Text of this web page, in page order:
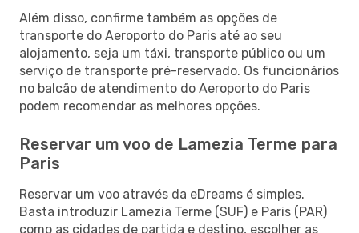
Além disso, confirme também as opções de
transporte do Aeroporto do Paris até ao seu
alojamento, seja um táxi, transporte público ou um
serviço de transporte pré-reservado. Os funcionários
no balcão de atendimento do Aeroporto do Paris
podem recomendar as melhores opções.
Reservar um voo de Lamezia Terme para
Paris
Reservar um voo através da eDreams é simples.
Basta introduzir Lamezia Terme (SUF) e Paris (PAR)
como as cidades de partida e destino, escolher as